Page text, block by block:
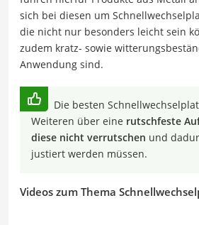
sich bei diesen um
die nicht nur besonders leicht sein
zudem kratz- sowie
Anwendung sind.
Die besten
Weiteren über eine rutschfeste
diese nicht verrutschen und
justiert werden müssen.
Videos zum Thema